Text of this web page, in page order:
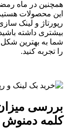
همچنین در ماه
این محصولات
رپورتاژ و لینک
بیشتری داشته
شما به بهترین
را تجربه کنید.
بررسی
کلمه دمنوش